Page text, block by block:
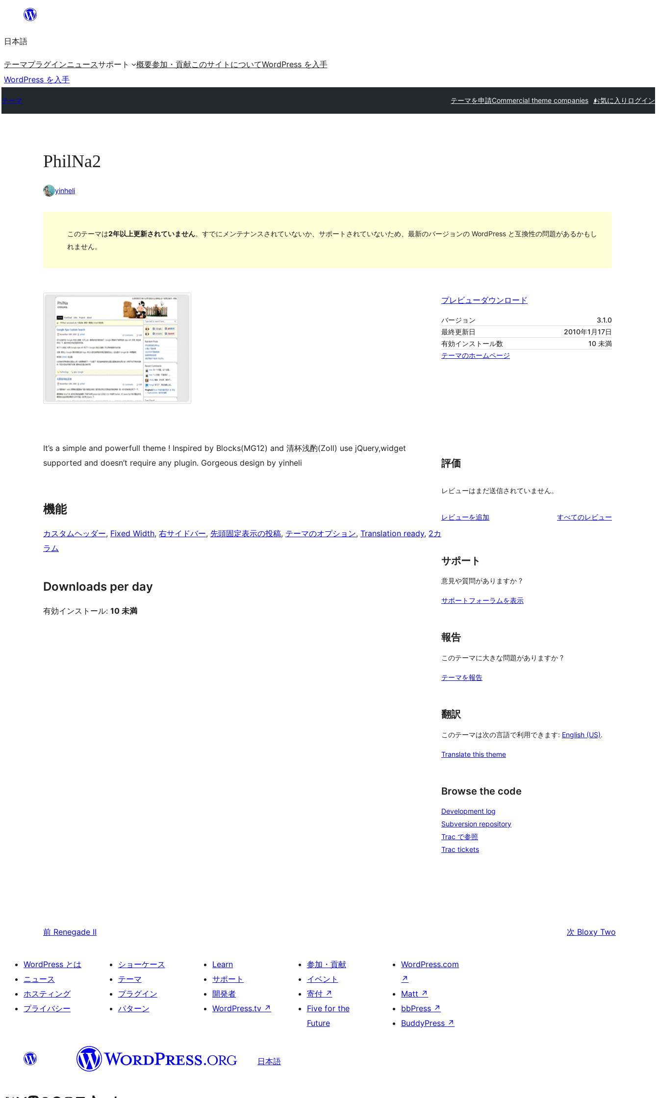
を
ッ
プ
日本語
テーマプラグインニュースサポート 概要参加・貢献このサイトについてWordPress を入手
WordPress を入手
テーマ テーマを申請Commercial theme companies お気に入り ログイン
PhilNa2
yinheli
このテーマは2年以上更新されていません。すでにメンテナンスされていないか、サポートされていないため、最新のバージョンの WordPress と互換性の問題があるかもし
れません。
プレビューダウンロード
バージョン
3.1.0
最終更新日
2010年1月17日
有効インストール数
10 未満
テーマのホームページ
It’s a simple and powerfull theme ! Inspired by Blocks(MG12) and 清杯浅酌(Zoll) use jQuery,widget
supported and doesn’t require any plugin. Gorgeous design by yinheli
機能
カスタムヘッダー, Fixed Width, 右サイドバー, 先頭固定表示の投稿, テーマのオプション, Translation ready, 2カ
ラム
Downloads per day
有効インストール: 10 未満
評価
レビューはまだ送信されていません。
レビューを追加 すべてのレビュー
サポート
意見や質問がありますか ?
サポートフォーラムを表示
報告
このテーマに大きな問題がありますか ?
テーマを報告
翻訳
このテーマは次の言語で利用できます: English (US).
Translate this theme
Browse the code
Development log
Subversion repository
Trac で参照
Trac tickets
前 Renegade II 次 Bloxy Two
WordPress とは
ニュース
ホスティング
プライバシー
ショーケース
テーマ
プラグイン
パターン
Learn
サポート
開発者
WordPress.tv ↗
参加・貢献
イベント
寄付 ↗
Five for the
Future
WordPress.com
↗
Matt ↗
bbPress ↗
BuddyPress ↗
日本語